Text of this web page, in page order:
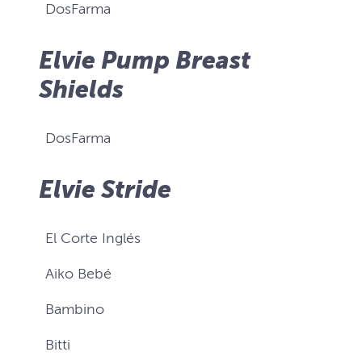
DosFarma
Elvie Pump Breast
Shields
DosFarma
Elvie Stride
El Corte Inglés
Aiko Bebé
Bambino
Bitti